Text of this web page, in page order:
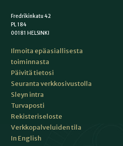
Fredrikinkatu 42
PL 184
00181 HELSINKI
Ilmoita epäasiallisesta
toiminnasta
Päivitä tietosi
Seuranta verkkosivustolla
Sleyn intra
Turvaposti
Rekisteriseloste
Verkkopalveluiden tila
In English